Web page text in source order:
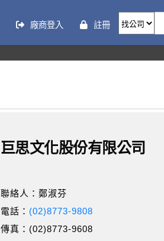
廠商登入 註冊
巨思文化股份有限公司
聯絡人：鄭淑芬
電話： (02)8773-9808
傳真：(02)8773-9608